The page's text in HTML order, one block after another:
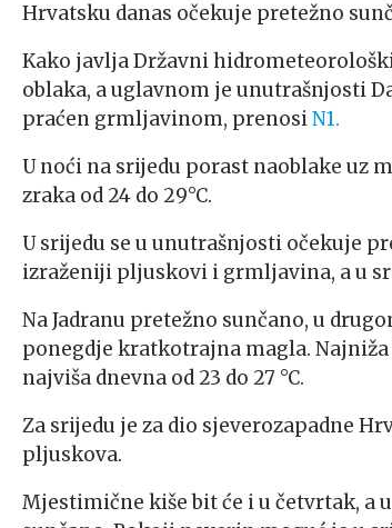
Hrvatsku danas očekuje pretežno
Kako javlja Državni
oblaka, a uglavnom je unutrašnjosti
praćen grmljavinom, prenosiN1.
U noći na srijedu porast naoblake uz
zraka od 24 do 29°C.
U srijedu se u unutrašnjosti očekuje
izraženiji pljuskovi i grmljavina, a u
Na Jadranu pretežno sunčano, u
ponegdje kratkotrajna magla. Najniža
najviša dnevna od 23 do 27 °C.
Za srijedu je za dio sjeverozapadne
pljuskova.
Mjestimične kiše bit će i u četvrtak, a